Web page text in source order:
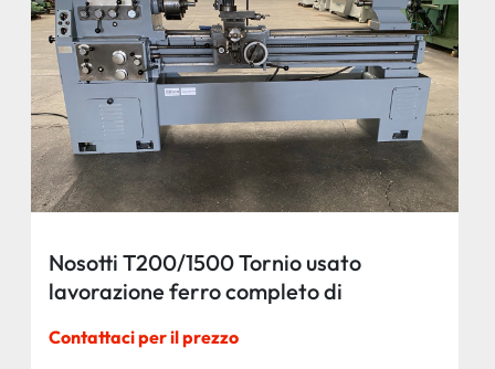
Nosotti T200/1500 Tornio usato
lavorazione ferro completo di
Contattaci per il prezzo